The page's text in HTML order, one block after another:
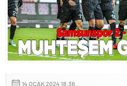
14 OCAK 2024 18:36